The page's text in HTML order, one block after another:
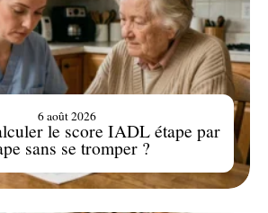
le score IADL étape par
sans se tromper ?
6 août 2026